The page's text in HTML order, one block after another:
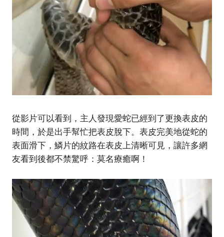
從影片可以看到，主人發現愛蛇已經到了更換表皮的
時間，於是出手幫忙把表皮脫下。表皮完美地從蛇的
表面滑下，鱗片的紋路在表皮上清晰可見，讓許多網
友看到後都不禁驚呼：莫名療癒啊！